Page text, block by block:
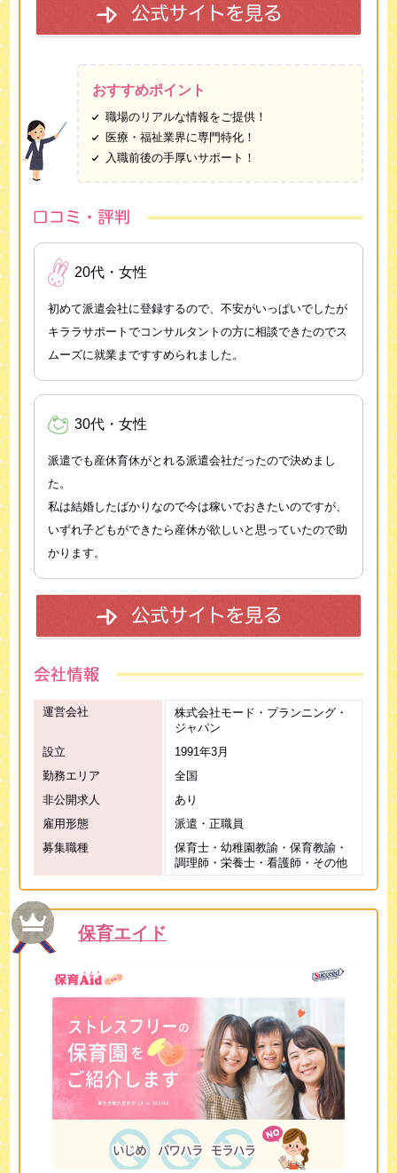
おすすめポイント
職場のリアルな情報をご提供！
医療・福祉業界に専門特化！
入職前後の手厚いサポート！
20代・女性
初めて派遣会社に登録するので、不安がいっぱいでしたが
キララサポートでコンサルタントの方に相談できたのでス
ムーズに就業まですすめられました。
30代・女性
派遣でも産休育休がとれる派遣会社だったので決めまし
た。
私は結婚したばかりなので今は稼いでおきたいのですが、
いずれ子どもができたら産休が欲しいと思っていたので助
かります。
運営会社
株式会社モード・プランニング・
ジャパン
設立
1991年3月
勤務エリア
全国
非公開求人
あり
雇用形態
派遣・正職員
募集職種
保育士・幼稚園教諭・保育教諭・
調理師・栄養士・看護師・その他
保育エイド